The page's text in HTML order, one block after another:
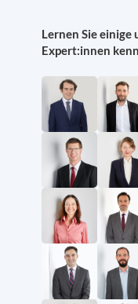
Lernen Sie einige
Expert:innen